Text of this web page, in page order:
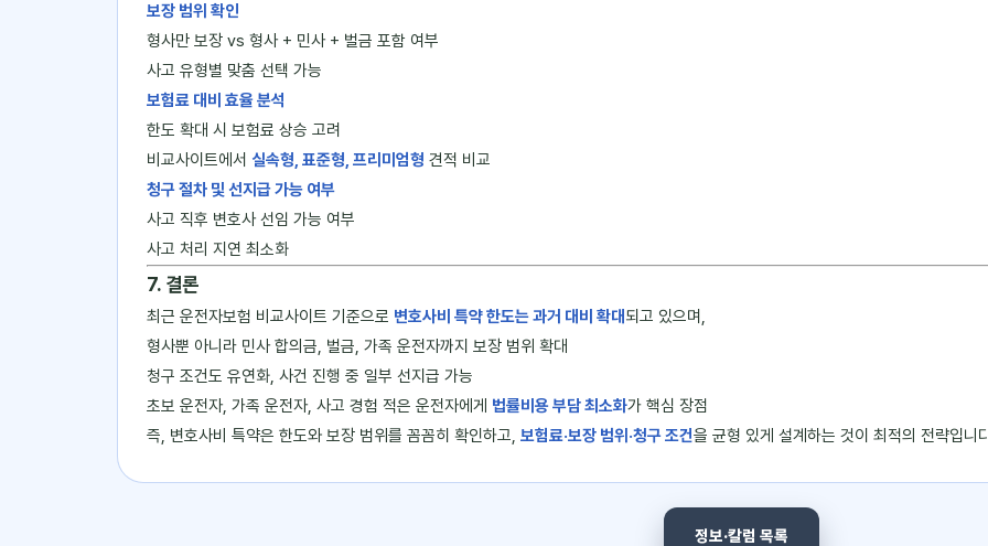
보장 범위 확인
형사만 보장 vs 형사 + 민사 + 벌금 포함 여부
사고 유형별 맞춤 선택 가능
보험료 대비 효율 분석
한도 확대 시 보험료 상승 고려
비교사이트에서 실속형, 표준형, 프리미엄형 견적 비교
청구 절차 및 선지급 가능 여부
사고 직후 변호사 선임 가능 여부
사고 처리 지연 최소화
7. 결론
최근 운전자보험 비교사이트 기준으로 변호사비 특약 한도는 과거 대비 확대되고 있으며,
형사뿐 아니라 민사 합의금, 벌금, 가족 운전자까지 보장 범위 확대
청구 조건도 유연화, 사건 진행 중 일부 선지급 가능
초보 운전자, 가족 운전자, 사고 경험 적은 운전자에게 법률비용 부담 최소화가 핵심 장점
즉, 변호사비 특약은 한도와 보장 범위를 꼼꼼히 확인하고, 보험료·보장 범위·청구 조건을 균형 있게 설계하는 것이 최적의 전략입니
정보·칼럼 목록